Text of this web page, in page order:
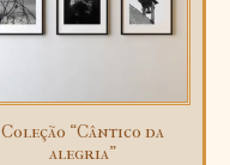
Coleção “Cântico da
alegria”